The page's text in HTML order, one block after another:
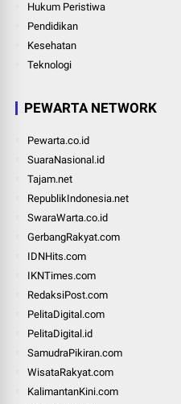
Hukum Peristiwa
Pendidikan
Kesehatan
Teknologi
PEWARTA NETWORK
Pewarta.co.id
SuaraNasional.id
Tajam.net
RepublikIndonesia.net
SwaraWarta.co.id
GerbangRakyat.com
IDNHits.com
IKNTimes.com
RedaksiPost.com
PelitaDigital.com
PelitaDigital.id
SamudraPikiran.com
WisataRakyat.com
KalimantanKini.com